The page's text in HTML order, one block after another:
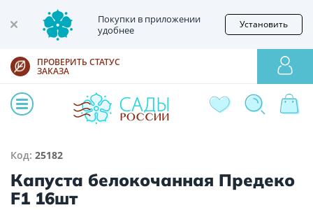
Покупки в приложении
удобнее
Установить
ПРОВЕРИТЬ СТАТУС
ЗАКАЗА
Код: 25182
Капуста белокочанная Предеко
F1 16шт